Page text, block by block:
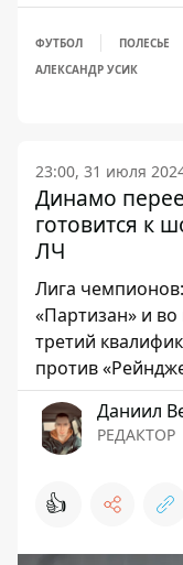
ФУТБОЛ ПОЛЕСЬЕ
АЛЕКСАНДР УСИК
23:00, 31 июля
Динамо
готовится к
ЛЧ
Лига
«Партизан» и
третий
против
Даниил
РЕДАКТОР
👍